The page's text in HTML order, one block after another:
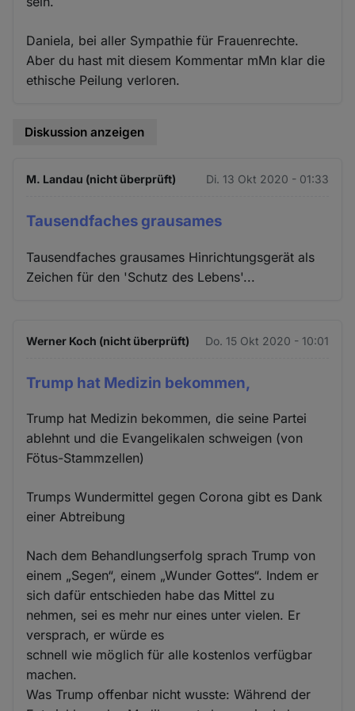
Daniela, bei aller Sympathie für Frauenrechte.
Aber du hast mit diesem Kommentar mMn klar die
ethische Peilung verloren.
Diskussion anzeigen
M. Landau (nicht überprüft) Di. 13 Okt 2020 - 01:33
Tausendfaches grausames
Tausendfaches grausames Hinrichtungsgerät als
Zeichen für den 'Schutz des Lebens'...
Werner Koch (nicht überprüft) Do. 15 Okt 2020 - 10:01
Trump hat Medizin bekommen,
Trump hat Medizin bekommen, die seine Partei
ablehnt und die Evangelikalen schweigen (von
Fötus-Stammzellen)
Trumps Wundermittel gegen Corona gibt es Dank
einer Abtreibung
Nach dem Behandlungserfolg sprach Trump von
einem „Segen“, einem „Wunder Gottes“. Indem er
sich dafür entschieden habe das Mittel zu
nehmen, sei es mehr nur eines unter vielen. Er
versprach, er würde es
schnell wie möglich für alle kostenlos verfügbar
machen.
Was Trump offenbar nicht wusste: Während der